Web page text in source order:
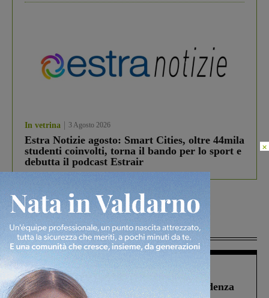
In vetrina 3 Agosto 2026
Estra Notizie agosto: Smart Cities, oltre 44mila
studenti coinvolti, torna il bando per lo sport e
debutta il podcast Estrair
Più lette
Figline Incisa Valdarno 1 Agosto 2026
Piscina di Figline finanziata oltre la scadenza
×